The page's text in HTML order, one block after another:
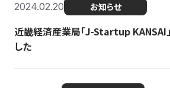
2024.02.20 お知らせ
近畿経済産業局「J-Startup KANSAI
した